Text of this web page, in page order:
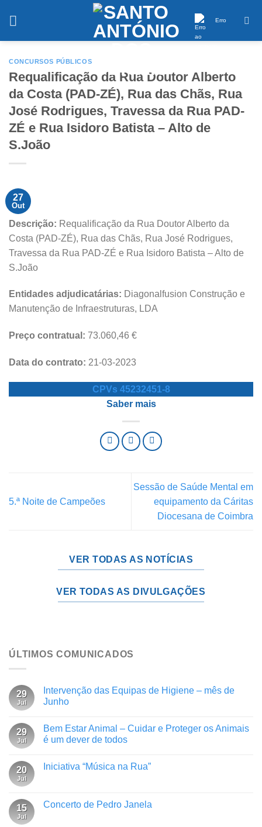
Erro
CONCURSOS PÚBLICOS
Requalificação da Rua Doutor Alberto
da Costa (PAD-ZÉ), Rua das Chãs, Rua
José Rodrigues, Travessa da Rua PAD-
ZÉ e Rua Isidoro Batista – Alto de
S.João
27
Out
Descrição: Requalificação da Rua Doutor Alberto da
Costa (PAD-ZÉ), Rua das Chãs, Rua José Rodrigues,
Travessa da Rua PAD-ZÉ e Rua Isidoro Batista – Alto de
S.João
Entidades adjudicatárias: Diagonalfusion Construção e
Manutenção de Infraestruturas, LDA
Preço contratual: 73.060,46 €
Data do contrato: 21-03-2023
CPVs 45232451-8
Saber mais
5.ª Noite de Campeões
Sessão de Saúde Mental em
equipamento da Cáritas
Diocesana de Coimbra
VER TODAS AS NOTÍCIAS
VER TODAS AS DIVULGAÇÕES
ÚLTIMOS COMUNICADOS
29
Jul
Intervenção das Equipas de Higiene – mês de
Junho
29
Jul
Bem Estar Animal – Cuidar e Proteger os Animais
é um dever de todos
20
Jul
Iniciativa “Música na Rua”
15
Jul
Concerto de Pedro Janela